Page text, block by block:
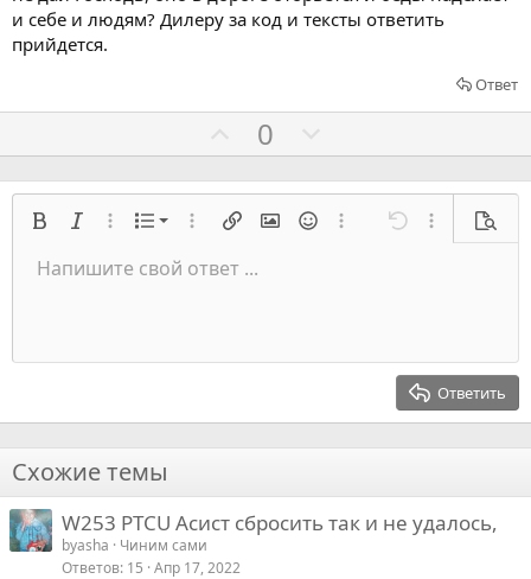
з п
т
в
и себе и людям? Дилеру за код и тексты ответить
прийдется.
Ответ
о
л
о
о
т
з
а
0
о
л
о
т
п
р
т
и
ЖирныйКурсивРасширенный режим...
СписокНумерованный список
Список
Расширенный режим...
Вставить ссылку
Вставить изображение
СмайлыРасширенный режим...
Отмена
Размер шрифта
9
22
26
Цвет текста
Семейство шрифтов
Arial
Times New Roman
Verdana
Перечёркнутый
Подчеркивание
Код в строку
ВыравниваниеВыровнять слева
Формат параграфа
Нормальный
Заголовок 2
ЦитатаМедиаВставить таблицу
Вставить горизонтальную линию
Спойлер
Код
Переделать
Переключить BB код
Удалить форматирование
ЧерновикиСохранить черновик
Напишите свой ответ ...
Ответить
Схожие темы
W253 PTCU Асист сбросить так и не удалось,
byasha
Чиним сами
Ответов 15 Апр 17, 2022